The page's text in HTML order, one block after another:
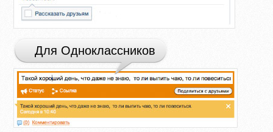
Для Одноклассников